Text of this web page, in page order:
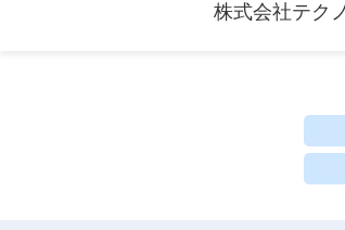
株式会社テク